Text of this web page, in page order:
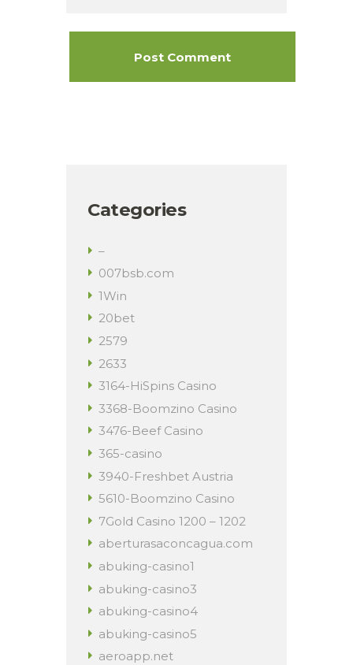
Categories
–
007bsb.com
1Win
20bet
2579
2633
3164-HiSpins Casino
3368-Boomzino Casino
3476-Beef Casino
365-casino
3940-Freshbet Austria
5610-Boomzino Casino
7Gold Casino 1200 – 1202
aberturasaconcagua.com
abuking-casino1
abuking-casino3
abuking-casino4
abuking-casino5
aeroapp.net